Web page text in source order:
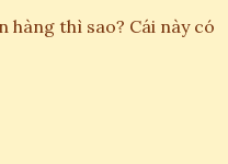
hàng thì sao? Cái này có